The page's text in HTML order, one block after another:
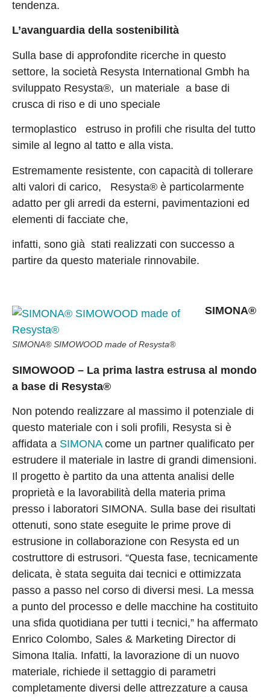
tendenza.
L’avanguardia della sostenibilità
Sulla base di approfondite ricerche in questo
settore, la società Resysta International Gmbh ha
sviluppato Resysta®, un materiale a base di
crusca di riso e di uno speciale
termoplastico estruso in profili che risulta del tutto
simile al legno al tatto e alla vista.
Estremamente resistente, con capacità di tollerare
alti valori di carico, Resysta® è particolarmente
adatto per gli arredi da esterni, pavimentazioni ed
elementi di facciate che,
infatti, sono già stati realizzati con successo a
partire da questo materiale rinnovabile.
SIMONA® SIMOWOOD made of Resysta®
SIMONA®
SIMOWOOD – La prima lastra estrusa al mondo
a base di Resysta®
Non potendo realizzare al massimo il potenziale di
questo materiale con i soli profili, Resysta si è
affidata a SIMONAcome un partner qualificato per
estrudere il materiale in lastre di grandi dimensioni.
Il progetto è partito da una attenta analisi delle
proprietà e la lavorabilità della materia prima
presso i laboratori SIMONA. Sulla base dei risultati
ottenuti, sono state eseguite le prime prove di
estrusione in collaborazione con Resysta ed un
costruttore di estrusori. “Questa fase, tecnicamente
delicata, è stata seguita dai tecnici e ottimizzata
passo a passo nel corso di diversi mesi. La messa
a punto del processo e delle macchine ha costituito
una sfida quotidiana per tutti i tecnici,” ha affermato
Enrico Colombo, Sales & Marketing Director di
Simona Italia. Infatti, la lavorazione di un nuovo
materiale, richiede il settaggio di parametri
completamente diversi delle attrezzature a causa